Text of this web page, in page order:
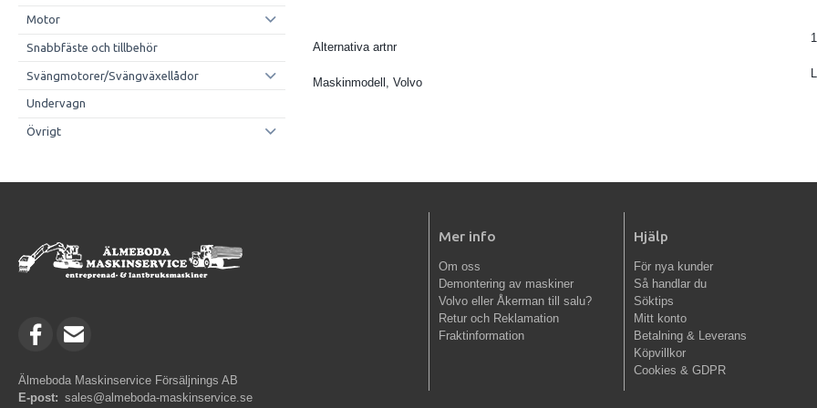
Motor
Snabbfäste och tillbehör
Svängmotorer/Svängväxellådor
Undervagn
Övrigt
Alternativa artnr
Maskinmodell, Volvo
Älmeboda Maskinservice Försäljnings AB
E-post: sales@almeboda-maskinservice.se
Mer info
Om oss
Demontering av maskiner
Volvo eller Åkerman till salu?
Retur och Reklamation
Fraktinformation
Hjälp
För nya kunder
Så handlar du
Söktips
Mitt konto
Betalning & Leverans
Köpvillkor
Cookies & GDPR